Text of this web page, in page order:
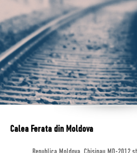
Calea Ferata din Moldova